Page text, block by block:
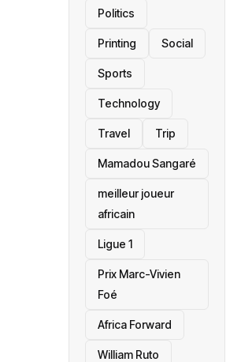
Politics
Printing Social
Sports
Technology
Travel Trip
Mamadou Sangaré
meilleur joueur
africain
Ligue 1
Prix Marc-Vivien
Foé
‎Africa Forward
William Ruto